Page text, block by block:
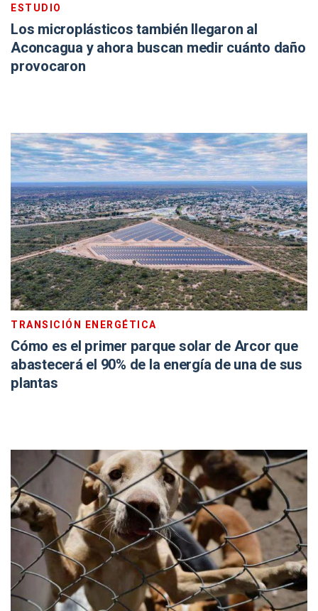
ESTUDIO
Los microplásticos también llegaron al
Aconcagua y ahora buscan medir cuánto daño
provocaron
TRANSICIÓN ENERGÉTICA
Cómo es el primer parque solar de Arcor que
abastecerá el 90% de la energía de una de sus
plantas